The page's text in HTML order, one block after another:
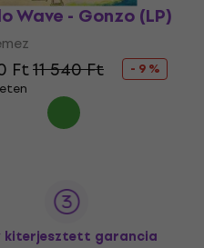
Wave - Gonzo (LP)
Ft11 540 Ft
- 9 %
kiterjesztett garancia